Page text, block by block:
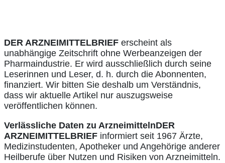
DER ARZNEIMITTELBRIEF erscheint als
unabhängige Zeitschrift ohne Werbeanzeigen der
Pharmaindustrie. Er wird ausschließlich durch seine
Leserinnen und Leser, d. h. durch die Abonnenten,
finanziert. Wir bitten Sie deshalb um Verständnis,
dass wir aktuelle Artikel nur auszugsweise
veröffentlichen können.
Verlässliche Daten zu ArzneimittelnDER
ARZNEIMITTELBRIEF informiert seit 1967 Ärzte,
Medizinstudenten, Apotheker und Angehörige anderer
Heilberufe über Nutzen und Risiken von Arzneimitteln.